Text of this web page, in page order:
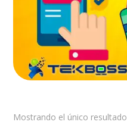
Mostrando el único resultado